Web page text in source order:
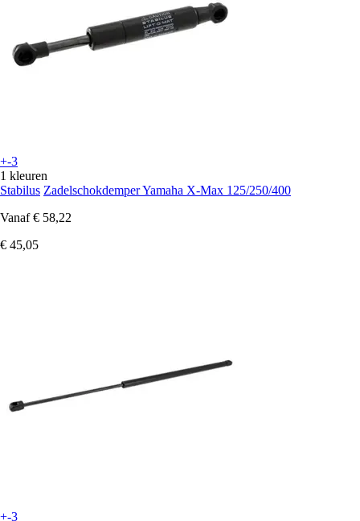
+-3
1 kleuren
Stabilus Zadelschokdemper Yamaha X-Max 125/250/400
Vanaf € 58,22
€ 45,05
+-3